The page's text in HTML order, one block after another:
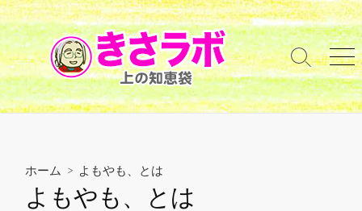
コ
ン
テ
ン
ツ
へ
検
索
切
り
メ
ニ
ュ
ー
ホーム > よもやも、とは
よもやも、とは